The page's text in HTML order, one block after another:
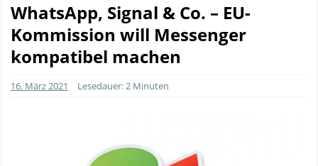
WhatsApp, Signal & Co. – EU-
Kommission will Messenger
kompatibel machen
16. März 2021 Lesedauer: 2 Minuten